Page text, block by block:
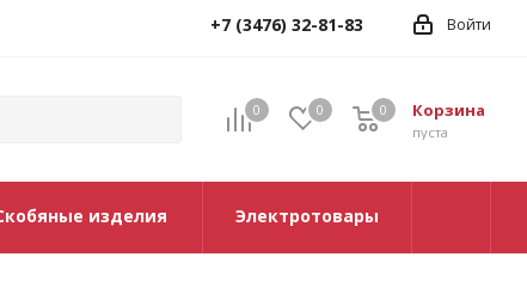
Войти
+7 (3476) 32-81-83
0 0 Корзина
0
пуста
0
изделия Электротовары